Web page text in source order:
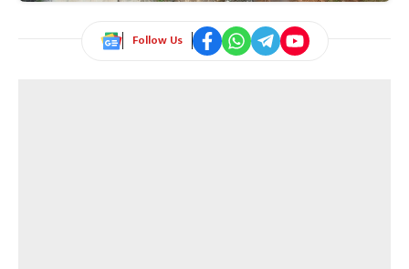
Follow Us